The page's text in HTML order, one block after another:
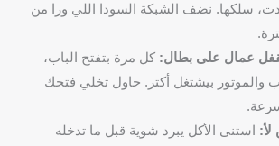
سلكها. نضف الشبكة السودا اللي ورا من
عمال على بطال: كل مرة بتفتح الباب،
والموتور بيشتغل أكتر. حاول تخلي فتحك
لأ: استنى الأكل يبرد شوية قبل ما تدخله